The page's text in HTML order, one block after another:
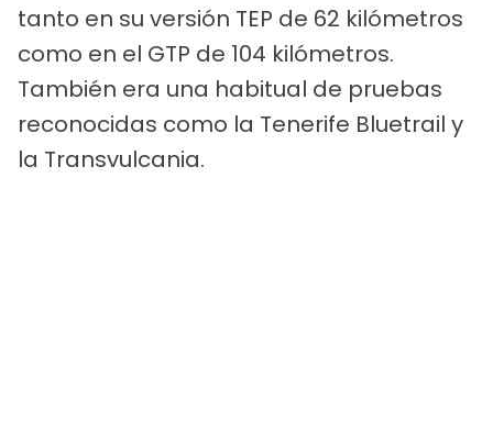
tanto en su versión TEP de 62 kilómetros
como en el GTP de 104 kilómetros.
También era una habitual de pruebas
reconocidas como la Tenerife Bluetrail y
la Transvulcania.